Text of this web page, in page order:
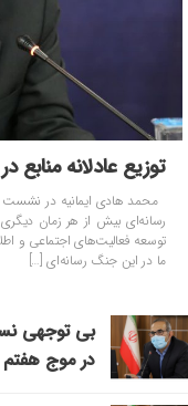
توزیع عادلانه منابع
محمد هادی ایمانیه در نشست
رسانه‌ای بیش از هر زمان
توسعه فعالیت‌های اجتماعی و
ما در این جنگ رسانه‌ای […]
بی توجهی
در موج هفتم